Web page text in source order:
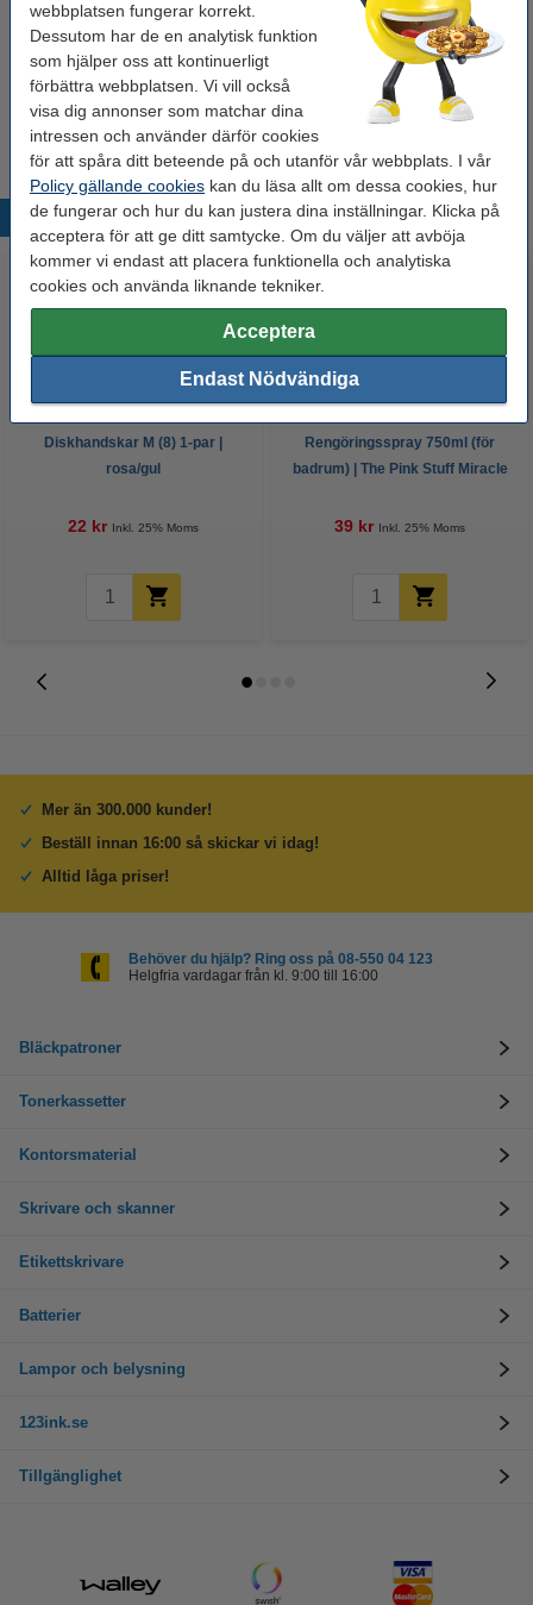
webbplatsen fungerar korrekt.
Dessutom har de en analytisk funktion
som hjälper oss att kontinuerligt
förbättra webbplatsen. Vi vill också
visa dig annonser som matchar dina
intressen och använder därför cookies
för att spåra ditt beteende på och utanför vår webbplats. I vår
Policy gällande cookies kan du läsa allt om dessa cookies, hur
de fungerar och hur du kan justera dina inställningar. Klicka på
acceptera för att ge ditt samtycke. Om du väljer att avböja
kommer vi endast att placera funktionella och analytiska
cookies och använda liknande tekniker.
Acceptera
Endast Nödvändiga
44 kr
Skursvamp | 75x50x27mm | 123ink | 10st
19 kr
Populära produkter
Diskhandskar M (8) 1-par |
rosa/gul
22 kr Inkl. 25% Moms
Rengöringsspray 750ml (för
badrum) | The Pink Stuff Miracle
39 kr Inkl. 25% Moms
Mer än 300.000 kunder!
Beställ innan 16:00 så skickar vi idag!
Alltid låga priser!
Behöver du hjälp? Ring oss på 08-550 04 123
Helgfria vardagar från kl. 9:00 till 16:00
Bläckpatroner
Tonerkassetter
Kontorsmaterial
Skrivare och skanner
Etikettskrivare
Batterier
Lampor och belysning
123ink.se
Tillgänglighet